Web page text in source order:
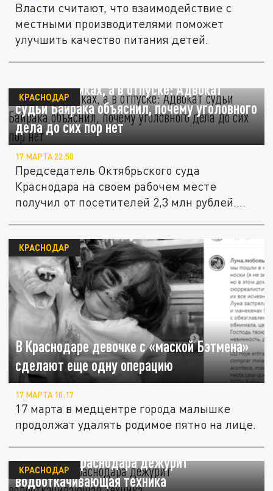
Власти считают, что взаимодействие с
местными производителями поможет
улучшить качество питания детей.
Не в наручниках, а в отпуске: Адвокат
судьи Байрака объяснил, почему уголовного
дела до сих пор нет
КРАСНОДАР
17 МАРТА 22:50
Председатель Октябрьского суда
Краснодара на своем рабочем месте
получил от посетителей 2,3 млн рублей.
В Краснодаре девочке с «маской Бэтмена»
сделают еще одну операцию
КРАСНОДАР
17 МАРТА 10:17
17 марта в медцентре города малышке
продолжат удалять родимое пятно на лице.
На улицах Краснодара дежурит
водооткачивающая техника
КРАСНОДАР